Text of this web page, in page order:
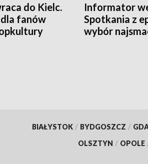
do Kielc.
fanów
Informator
Spotkania z
wybór
BIAŁYSTOK / BYDGOSZCZ /
OLSZTYN / OPOLE